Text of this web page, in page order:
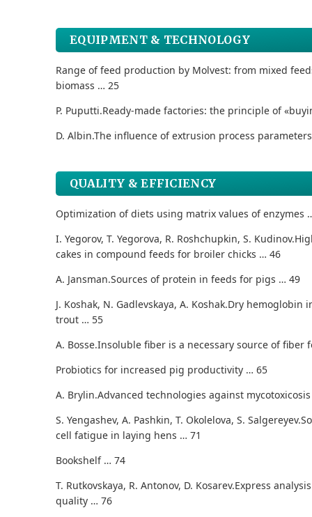
EQUIPMENT & TECHNOLOGY
Range of feed production by Molvest: from mixed
biomass … 25
P. Puputti.Ready-made factories: the principle of
D. Albin.The influence of extrusion process
QUALITY & EFFICIENCY
Optimization of diets using matrix values of enzymes
I. Yegorov, T. Yegorova, R. Roshchupkin, S. Kudinov.
cakes in compound feeds for broiler chicks … 46
A. Jansman.Sources of protein in feeds for pigs … 49
J. Koshak, N. Gadlevskaya, A. Koshak.Dry hemoglobin
trout … 55
A. Bosse.Insoluble fiber is a necessary source of fiber
Probiotics for increased pig productivity … 65
A. Brylin.Advanced technologies against
S. Yengashev, A. Pashkin, T. Okolelova, S. Salgereyev.
cell fatigue in laying hens … 71
Bookshelf … 74
T. Rutkovskaya, R. Antonov, D. Kosarev.Express
quality … 76